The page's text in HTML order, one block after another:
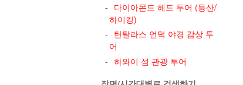
다이아몬드 헤드 투어 (등산/
하이킹)
탄탈라스 언덕 야경 감상 투
어
하와이 섬 관광 투어